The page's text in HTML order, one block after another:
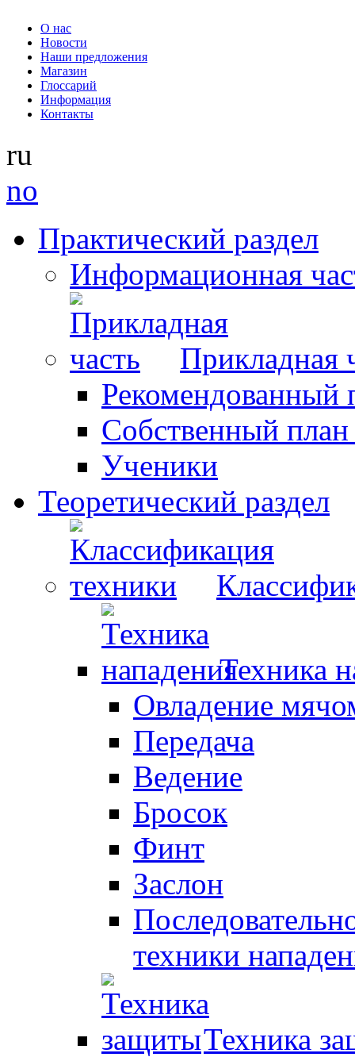
О нас
Новости
Наши предложения
Магазин
Глоссарий
Информация
Контакты
ru
no
Практический раздел
Информационная
Прикладная
Рекомендованный
Собственный
Ученики
Теоретический раздел
Техника
Овладение
Передача
Ведение
Бросок
Финт
Заслон
техники
Техника